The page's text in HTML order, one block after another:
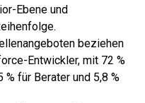
Ebene und
beziehen
Entwickler, mit 72 %
für Berater und 5,8 %